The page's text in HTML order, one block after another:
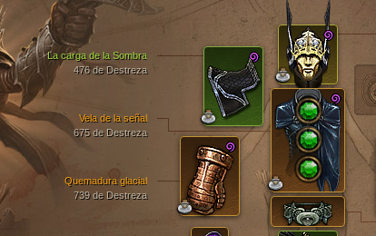
Vela de la señal
675 de Destreza
Quemadura glacial
739 de Destreza
La carga de la Sombra
476 de Destreza